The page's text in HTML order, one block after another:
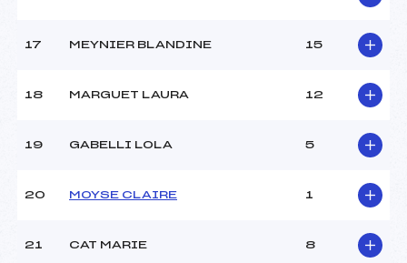
17 MEYNIER BLANDINE 15
18 MARGUET LAURA 12
19 GABELLI LOLA 5
20 MOYSE CLAIRE 1
21 CAT MARIE 8